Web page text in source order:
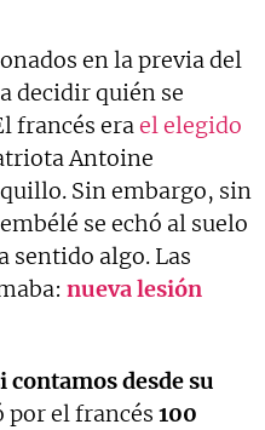
en la previa del
decidir quién se
francés erael elegido
Antoine
Sin embargo, sin
se echó al suelo
sentido algo. Las
nueva lesión
contamos desde su
por el francés 100